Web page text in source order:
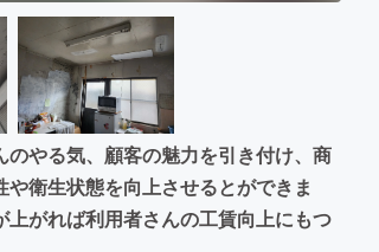
やる気、顧客の魅力を引き付け、商
衛生状態を向上させるとができま
がれば利用者さんの工賃向上にもつ